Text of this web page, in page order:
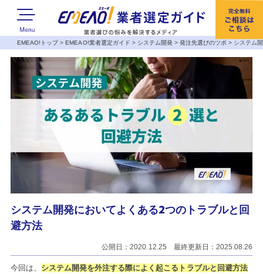
EMEAO!トップ>EMEAO!業者選定ガイド > システム開発>発注先選びのツボ > システム
システム開発においてよくある2つのトラブルと回
避方法
公開日：2020.12.25 最終更新日：2025.08.26
今回は、 システム開発を外注する際によく起こるトラブルと回避方法